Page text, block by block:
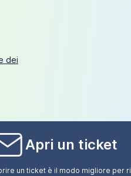
dei
Apri un ticket
un ticket è il modo migliore per